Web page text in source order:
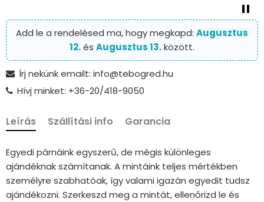
Add le a rendelésed ma, hogy megkapd: Augusztus
12.és Augusztus 13.között.
Írj nekünk emailt: info@tebogred.hu
Hívj minket: +36-20/418-9050
Leírás Szállítási info Garancia
Egyedi párnáink egyszerű, de mégis különleges
ajándéknak számítanak. A mintáink teljes mértékben
személyre szabhatóak, így valami igazán egyedit tudsz
ajándékozni. Szerkeszd meg a mintát, ellenőrizd le és